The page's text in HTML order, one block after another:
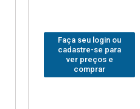
Faça seu login ou
cadastre-se para
ver preços e
comprar